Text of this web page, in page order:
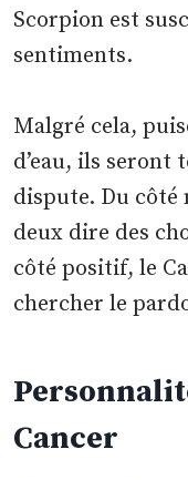
Scorpion est
sentiments.
Malgré cela,
d’eau, ils seront
dispute. Du
deux dire des
côté positif, le
chercher le
Cancer